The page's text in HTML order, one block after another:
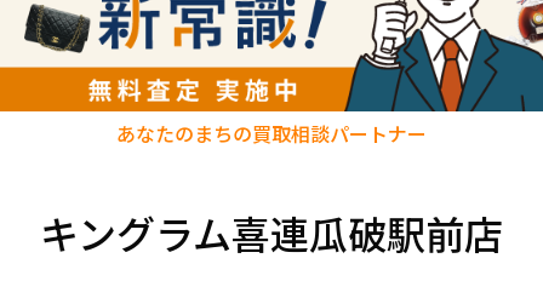
キングラム喜連瓜破駅前店
あなたのまちの買取相談パートナー